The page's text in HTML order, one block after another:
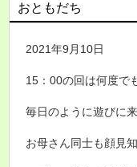
おともだち
2021年9月10日
15：00の回は何度で
毎日のように遊びに
お母さん同士も顔見知